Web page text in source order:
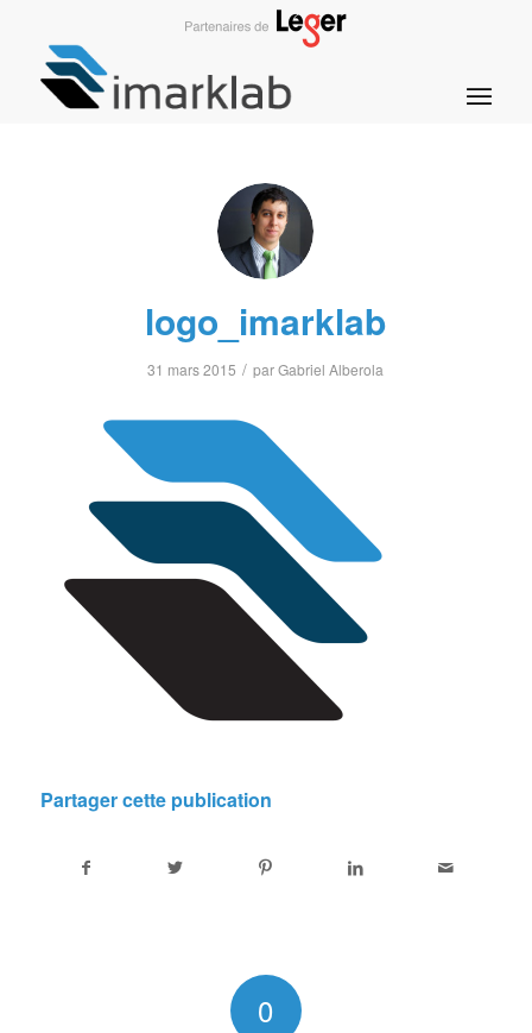
logo_imarklab
31 mars 2015 / parGabriel Alberola
Partager cette publication
0